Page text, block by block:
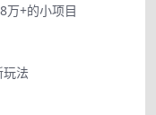
万+的小项目
法